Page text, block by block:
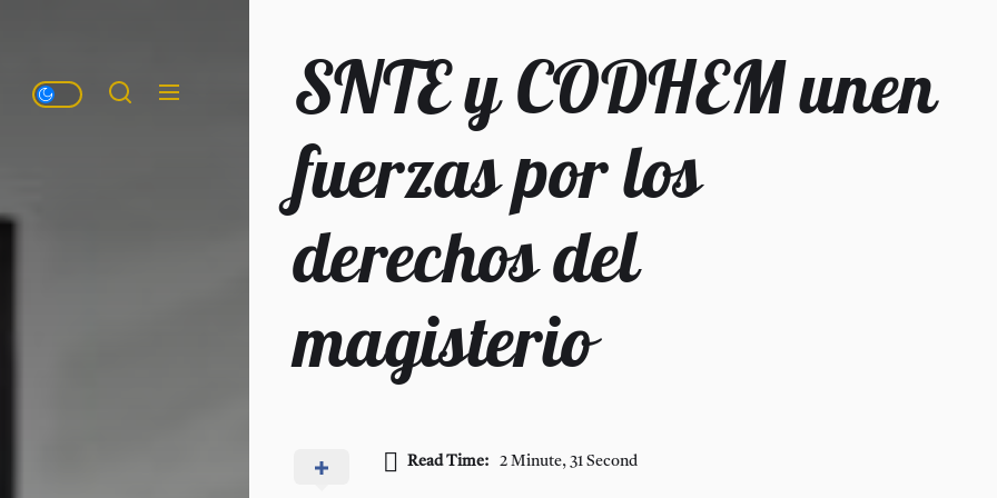
SNTE y CODHEM unen
fuerzas por los
derechos del
magisterio
Read Time: 2 Minute, 31 Second